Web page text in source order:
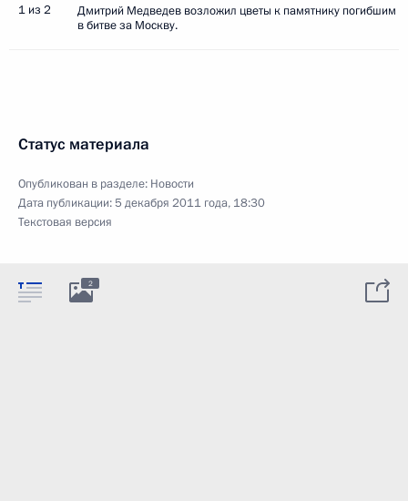
1 из 2
Дмитрий Медведев возложил цветы к памятнику погибшим
в битве за Москву.
Статус материала
Опубликован в разделе: Новости
Дата публикации:5 декабря 2011 года, 18:30
Текстовая версия
2